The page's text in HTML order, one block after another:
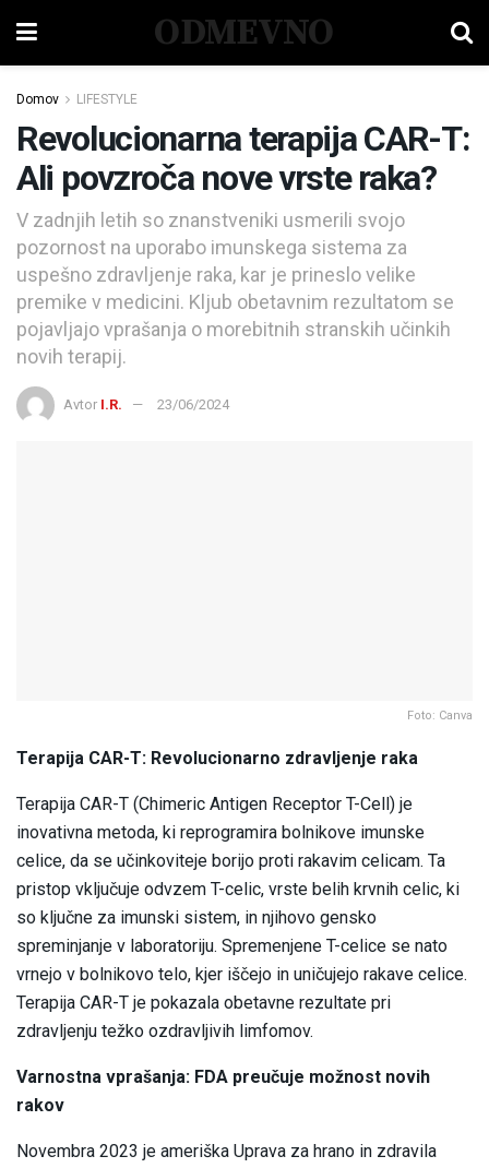
ODMEVNO
Domov LIFESTYLE
Revolucionarna terapija CAR-T:
Ali povzroča nove vrste raka?
V zadnjih letih so znanstveniki usmerili svojo
pozornost na uporabo imunskega sistema za
uspešno zdravljenje raka, kar je prineslo velike
premike v medicini. Kljub obetavnim rezultatom se
pojavljajo vprašanja o morebitnih stranskih učinkih
novih terapij.
Avtor I.R. 23/06/2024
Foto: Canva
Terapija CAR-T: Revolucionarno zdravljenje raka
Terapija CAR-T (Chimeric Antigen Receptor T-Cell) je
inovativna metoda, ki reprogramira bolnikove imunske
celice, da se učinkoviteje borijo proti rakavim celicam. Ta
pristop vključuje odvzem T-celic, vrste belih krvnih celic, ki
so ključne za imunski sistem, in njihovo gensko
spreminjanje v laboratoriju. Spremenjene T-celice se nato
vrnejo v bolnikovo telo, kjer iščejo in uničujejo rakave celice.
Terapija CAR-T je pokazala obetavne rezultate pri
zdravljenju težko ozdravljivih limfomov.
Varnostna vprašanja: FDA preučuje možnost novih
rakov
Novembra 2023 je ameriška Uprava za hrano in zdravila